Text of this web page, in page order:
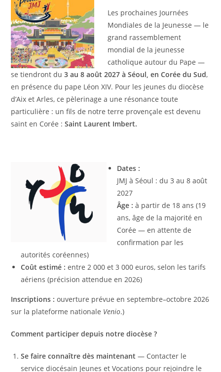
Les prochaines Journées
Mondiales de la Jeunesse — le
grand rassemblement
mondial de la jeunesse
catholique autour du Pape —
se tiendront du3 au 8 août 2027 à Séoul, en Corée du Sud,
en présence du pape Léon XIV. Pour les jeunes du diocèse
d’Aix et Arles, ce pèlerinage a une résonance toute
particulière : un fils de notre terre provençale est devenu
saint en Corée : Saint Laurent Imbert.
Dates :
JMJ à Séoul : du 3 au 8 août
2027
Âge : à partir de 18 ans (19
ans, âge de la majorité en
Corée — en attente de
confirmation par les
autorités coréennes)
Coût estimé : entre 2 000 et 3 000 euros, selon les tarifs
aériens (précision attendue en 2026)
Inscriptions : ouverture prévue en septembre–octobre 2026
sur la plateforme nationale Venio.)
Comment participer depuis notre diocèse ?
Se faire connaître dès maintenant — Contacter le
service diocésain Jeunes et Vocations pour rejoindre le